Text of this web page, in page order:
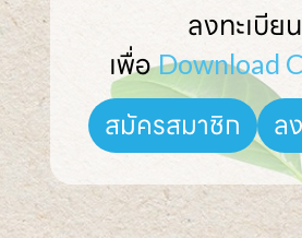
ลงทะเบียน
เพื่อ Download
สมัครสมาชิก ล